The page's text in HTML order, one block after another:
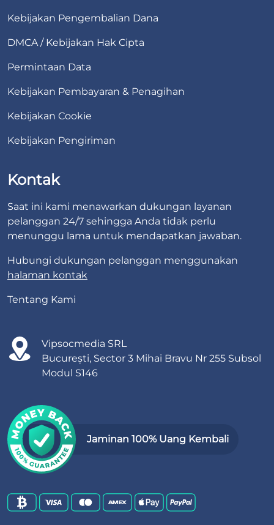
Kebijakan Pengembalian Dana
DMCA / Kebijakan Hak Cipta
Permintaan Data
Kebijakan Pembayaran & Penagihan
Kebijakan Cookie
Kebijakan Pengiriman
Kontak
Saat ini kami menawarkan dukungan layanan
pelanggan 24/7 sehingga Anda tidak perlu
menunggu lama untuk mendapatkan jawaban.
Hubungi dukungan pelanggan menggunakan
halaman kontak
Tentang Kami
Vipsocmedia SRL
București, Sector 3 Mihai Bravu Nr 255 Subsol
Modul S146
Jaminan 100% Uang Kembali